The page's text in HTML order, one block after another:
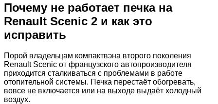
Почему не работает печка на
Renault Scenic 2 и как это
исправить
Порой владельцам компактвэна второго поколения
Renault Scenic от французского автопроизводителя
приходится сталкиваться с проблемами в работе
отопительной системы. Печка перестаёт обогревать,
вовсе не включается или на выходе выдаёт холодный
воздух.